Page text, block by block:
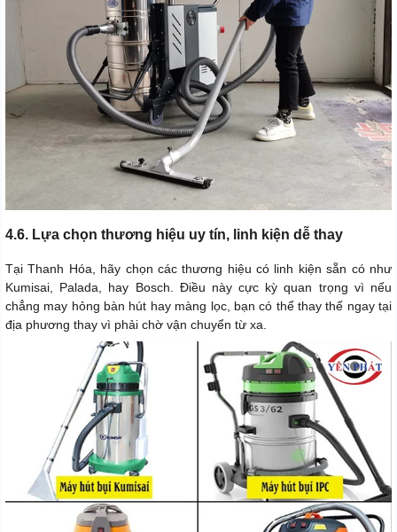
4.6. Lựa chọn thương hiệu uy tín, linh kiện dễ thay
Tại Thanh Hóa, hãy chọn các thương hiệu có linh kiện sẵn có như
Kumisai, Palada, hay Bosch. Điều này cực kỳ quan trọng vì nếu
chẳng may hỏng bàn hút hay màng lọc, bạn có thể thay thế ngay tại
địa phương thay vì phải chờ vận chuyển từ xa.